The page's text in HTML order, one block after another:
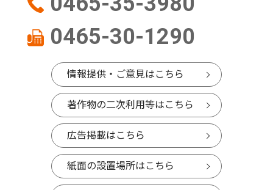
0465-30-1290
情報提供・ご意見はこちら
著作物の二次利用等はこちら
広告掲載はこちら
紙面の設置場所はこちら